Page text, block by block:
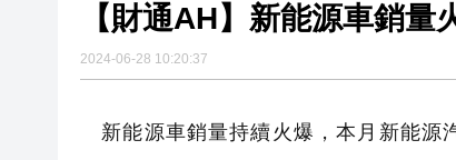
2024-06-28 10:20:37
新能源車銷量持續火爆，本月新能源